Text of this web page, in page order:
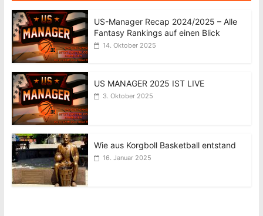
US-Manager Recap 2024/2025 – Alle
Fantasy Rankings auf einen Blick
14. Oktober 2025
US MANAGER 2025 IST LIVE
3. Oktober 2025
Wie aus Korgboll Basketball entstand
16. Januar 2025